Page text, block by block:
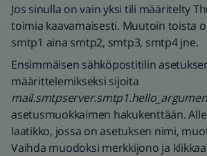
Jos sinulla on vain yksi tili määritelty
toimia kaavamaisesti. Muutoin toista
smtp1 aina smtp2, smtp3, smtp4 jne.
Ensimmäisen sähköpostitilin
määrittelemikseksi sijoita
asetusmuokkaimen hakukenttään.
laatikko, jossa on asetuksen nimi,
Vaihda muodoksi merkkijono ja